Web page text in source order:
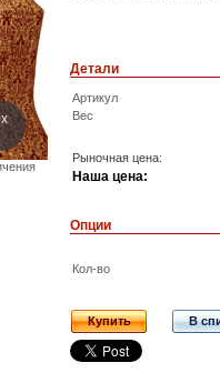
Детали
Артикул
Вес
Рыночная цена:
Наша цена:
Опции
Кол-во
Купить В